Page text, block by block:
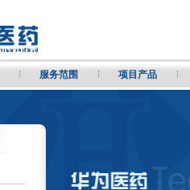
服务范围 项目产品